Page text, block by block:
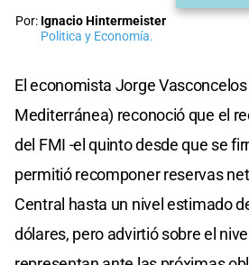
Por: Ignacio Hintermeister
Politica y Economía.
El economista Jorge
Mediterránea) reconoció que el
del FMI -el quinto desde que se
permitió recomponer reservas
Central hasta un nivel estimado
dólares, pero advirtió sobre el